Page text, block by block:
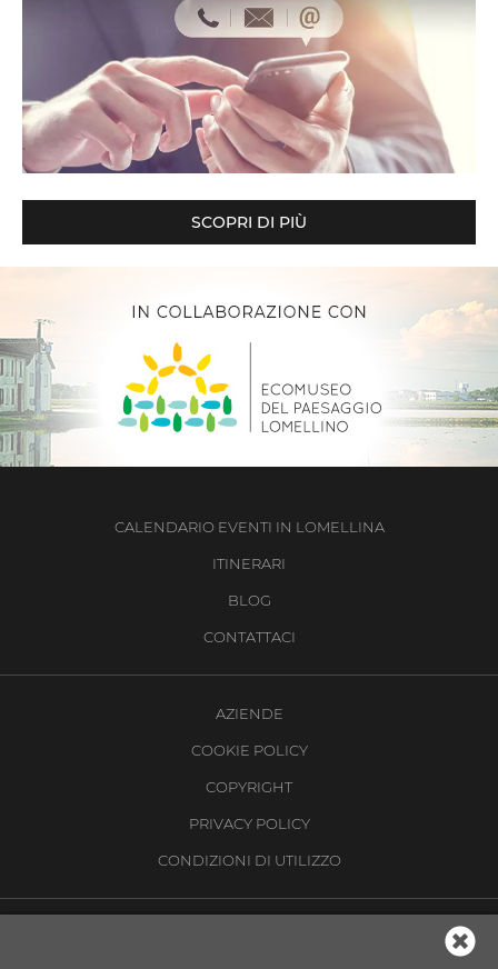
SCOPRI DI PIÙ
CALENDARIO EVENTI IN LOMELLINA
ITINERARI
BLOG
CONTATTACI
AZIENDE
COOKIE POLICY
COPYRIGHT
PRIVACY POLICY
CONDIZIONI DI UTILIZZO